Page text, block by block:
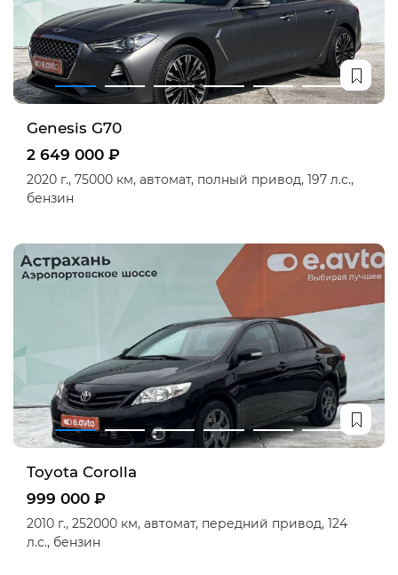
Genesis G70
2 649 000 ₽
2020 г., 75000 км, автомат, полный привод, 197 л.с.,
бензин
Toyota Corolla
999 000 ₽
2010 г., 252000 км, автомат, передний привод, 124
л.с., бензин